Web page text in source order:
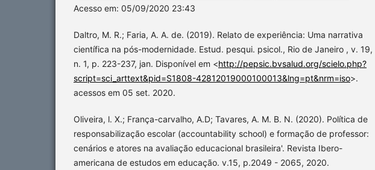
Acesso em: 05/09/2020 23:43
Daltro, M. R.; Faria, A. A. de. (2019). Relato de experiência: Uma narrativa
científica na pós-modernidade. Estud. pesqui. psicol., Rio de Janeiro , v. 19,
n. 1, p. 223-237, jan. Disponível em <http://pepsic.bvsalud.org/scielo.php?
script=sci_arttext&pid=S1808-42812019000100013&lng=pt&nrm=iso>.
acessos em 05 set. 2020.
Oliveira, l. X.; França-carvalho, A.D; Tavares, A. M. B. N. (2020). Política de
responsabilização escolar (accountability school) e formação de professor:
cenários e atores na avaliação educacional brasileira'. Revista Ibero-
americana de estudos em educação. v.15, p.2049 - 2065, 2020.